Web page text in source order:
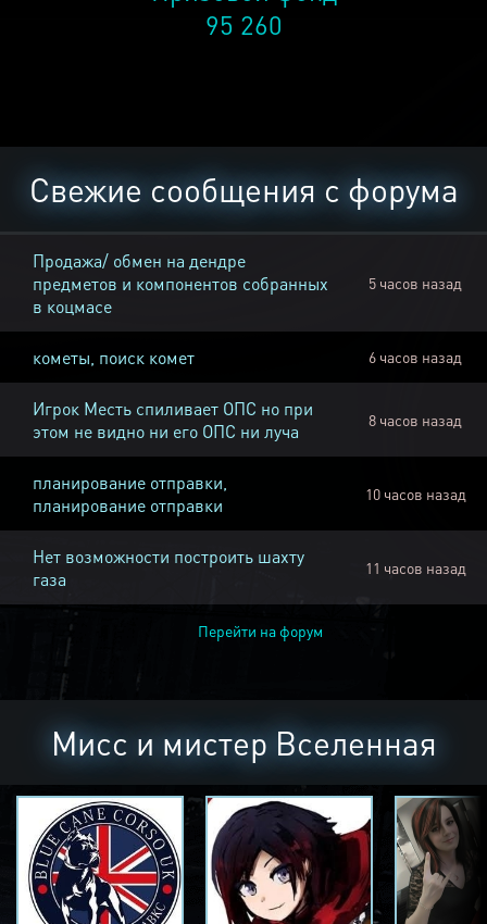
95 260
Свежие сообщения с форума
Продажа/ обмен на дендре
предметов и компонентов собранных
в коцмасе
5 часов назад
кометы, поиск комет 6 часов назад
Игрок Месть спиливает ОПС но при
этом не видно ни его ОПС ни луча
8 часов назад
планирование отправки,
планирование отправки
10 часов назад
Нет возможности построить шахту
газа
11 часов назад
Перейти на форум
Мисс и мистер Вселенная